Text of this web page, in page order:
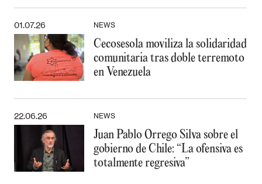
01.07.26 NEWS
Cecosesola moviliza la solidaridad
comunitaria tras doble terremoto
en Venezuela
22.06.26 NEWS
Juan Pablo Orrego Silva sobre el
gobierno de Chile: “La ofensiva es
totalmente regresiva”